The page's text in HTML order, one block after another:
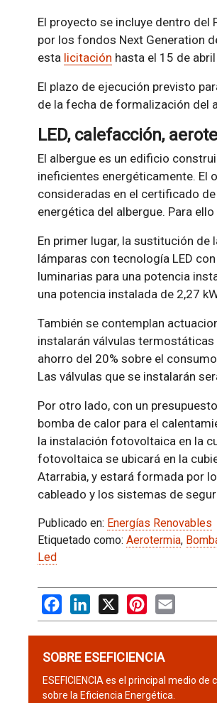
El proyecto se incluye dentro del
por los fondos Next Generation
esta licitación hasta el 15 de
El plazo de ejecución previsto
de la fecha de formalización del
LED, calefacción,
El albergue es un edificio
ineficientes energéticamente. El
consideradas en el certificado
energética del albergue. Para
En primer lugar, la sustitución
lámparas con tecnología LED
luminarias para una potencia
una potencia instalada de 2,27
También se contemplan
instalarán válvulas
ahorro del 20% sobre el
Las válvulas que se instalarán
Por otro lado, con un
bomba de calor para el
la instalación fotovoltaica en la
fotovoltaica se ubicará en la
Atarrabia, y estará formada por
cableado y los sistemas de
Publicado en: Energías Renovables
Etiquetado como: Aerotermia,
Led
FacebookLinkedIn
X PinterestEmail
SOBRE ESEFICIENCIA
ESEFICIENCIA es el principal medio
sobre la Eficiencia Energética.